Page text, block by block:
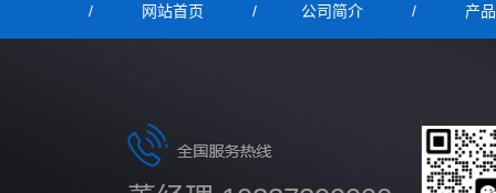
/ 网站首页 / 公司简介 / 产